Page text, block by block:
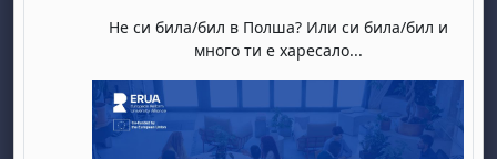
Не си била/бил в Полша? Или си била/бил и
много ти е харесало...